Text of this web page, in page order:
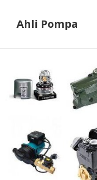
Ahli Pompa